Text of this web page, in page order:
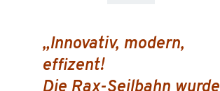
„Innovativ, modern,
effizent!